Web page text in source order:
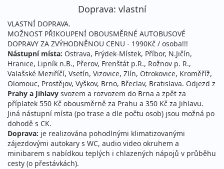
Doprava: vlastní
VLASTNÍ DOPRAVA.
MOŽNOST PŘIKOUPENÍ OBOUSMĚRNÉ AUTOBUSOVÉ
DOPRAVY ZA ZVÝHODNĚNOU CENU - 1990Kč / osoba!!!
Nástupní místa: Ostrava, Frýdek-Místek, Příbor, N.Jičín,
Hranice, Lipník n.B., Přerov, Frenštát p.R., Rožnov p. R.,
Valašské Meziříčí, Vsetín, Vizovice, Zlín, Otrokovice, Kroměříž,
Olomouc, Prostějov, Vyškov, Brno, Břeclav, Bratislava. Odjezd z
Prahy a Jihlavy svozem a rozvozem do Brna a zpět za
příplatek 550 Kč obousměrně za Prahu a 350 Kč za Jihlavu.
Jiná nástupní místa (po trase a dle počtu osob) jsou možná po
dohodě s CK.
Doprava: je realizována pohodlnými klimatizovanými
zájezdovými autokary s WC, audio video okruhem a
minibarem s nabídkou teplých i chlazených nápojů v průběhu
cesty (o přestávkách).